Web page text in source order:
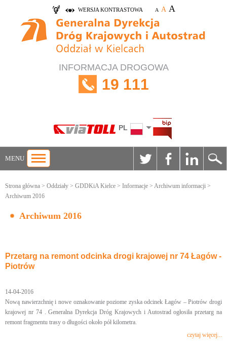
WERSJA KONTRASTOWA A A A
INFORMACJA DROGOWA
19 111
PL
MENU
Strona główna > Oddziały > GDDKiA Kielce > Informacje > Archiwum informacji >
Archiwum 2016
Archiwum 2016
Przetarg na remont odcinka drogi krajowej nr 74 Łagów -
Piotrów
14-04-2016
Nową nawierzchnię i nowe oznakowanie poziome zyska odcinek Łagów – Piotrów drogi
krajowej nr 74 . Generalna Dyrekcja Dróg Krajowych i Autostrad ogłosiła przetarg na
remont fragmentu trasy o długości około pół kilometra.
czytaj więcej...